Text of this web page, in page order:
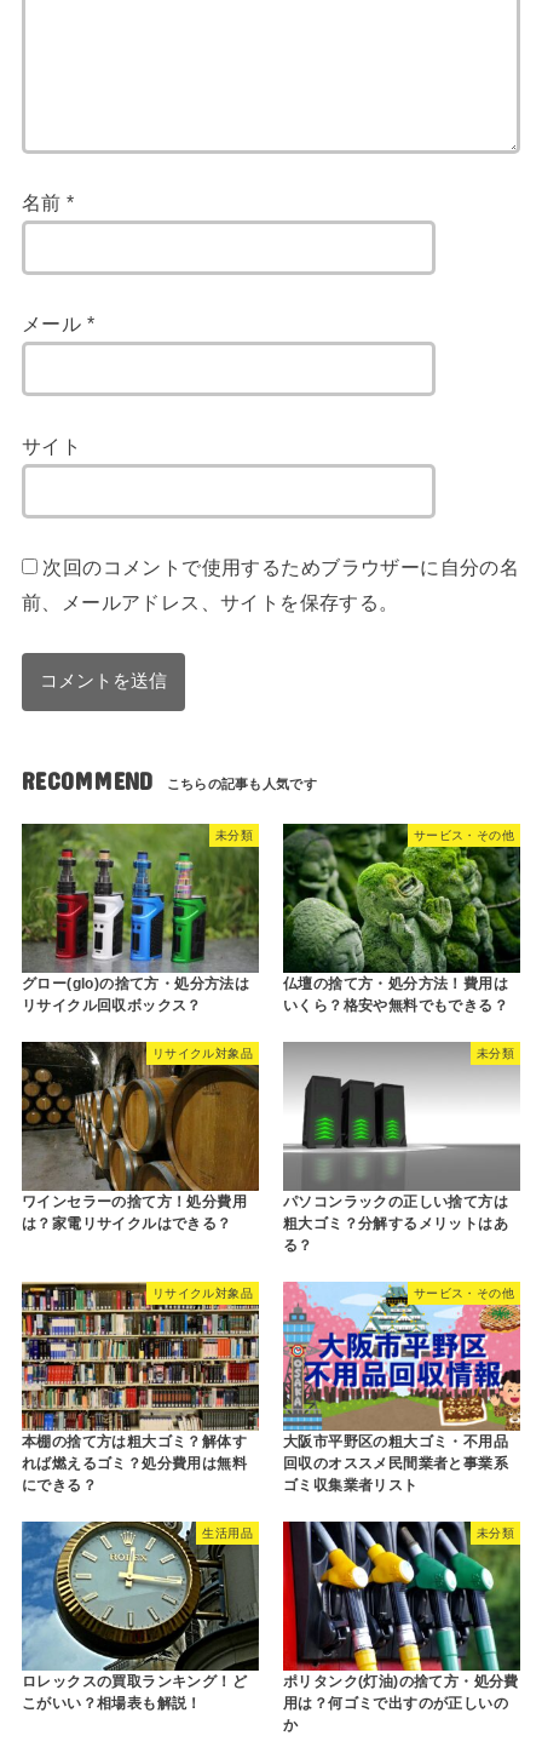
名前*
メール *
サイト
次回のコメントで使用するためブラウザーに自分の名
前、メールアドレス、サイトを保存する。
RECOMMEND
未分類
グロー(glo)の捨て方・処分方法は
リサイクル回収ボックス？
サービス・その他
仏壇の捨て方・処分方法！費用は
いくら？格安や無料でもできる？
リサイクル対象品
ワインセラーの捨て方！処分費用
は？家電リサイクルはできる？
未分類
パソコンラックの正しい捨て方は
粗大ゴミ？分解するメリットはあ
る？
リサイクル対象品
本棚の捨て方は粗大ゴミ？解体す
れば燃えるゴミ？処分費用は無料
にできる？
サービス・その他
大阪市平野区の粗大ゴミ・不用品
回収のオススメ民間業者と事業系
ゴミ収集業者リスト
生活用品
ロレックスの買取ランキング！ど
こがいい？相場表も解説！
未分類
ポリタンク(灯油)の捨て方・処分費
用は？何ゴミで出すのが正しいの
か